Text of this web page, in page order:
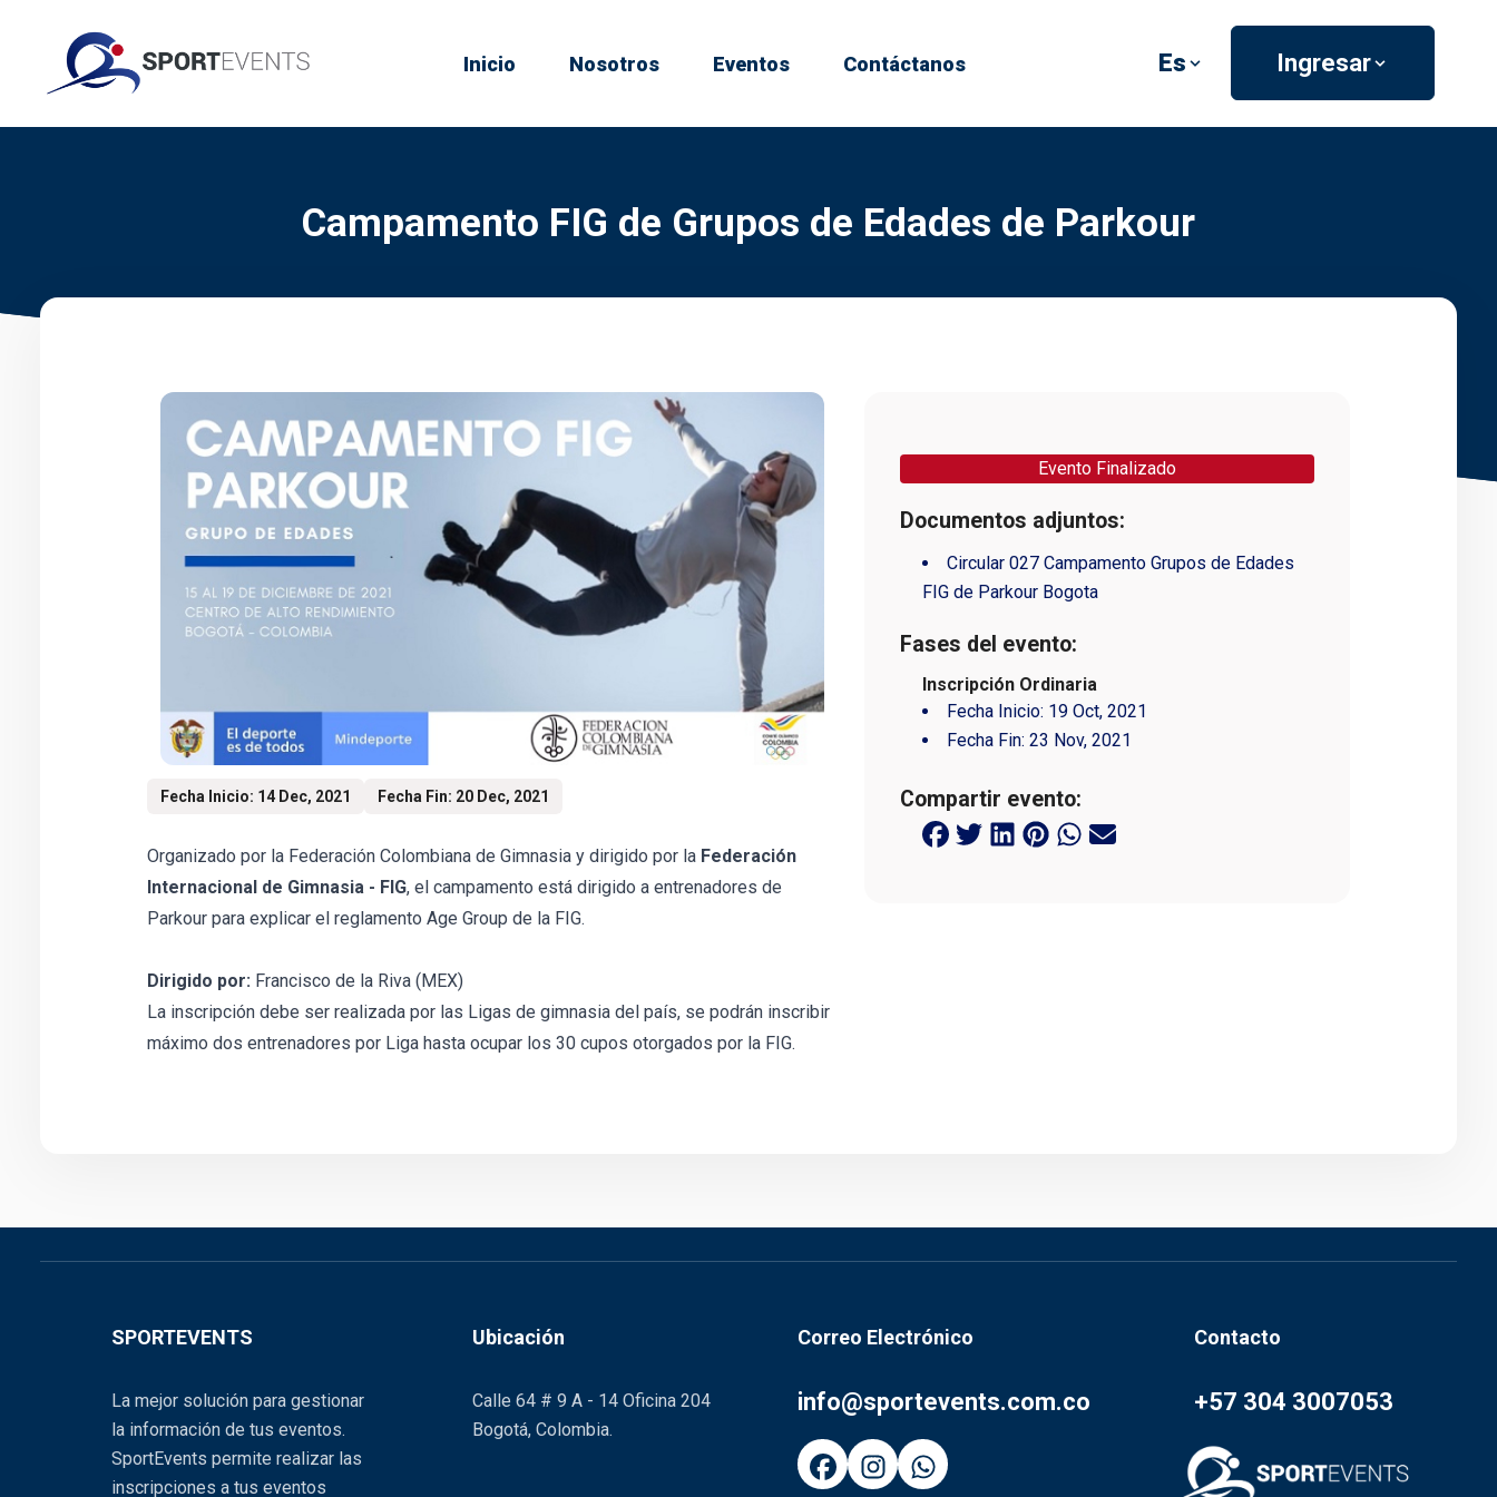
Inicio Nosotros Eventos Contáctanos Es Ingresar
Campamento FIG de Grupos de Edades de Parkour
Fecha Inicio: 14 Dec, 2021 Fecha Fin: 20 Dec, 2021
Organizado por la Federación Colombiana de Gimnasia y dirigido por la Federación
Internacional de Gimnasia - FIG, el campamento está dirigido a entrenadores de
Parkour para explicar el reglamento Age Group de la FIG.
Dirigido por: Francisco de la Riva (MEX)
La inscripción debe ser realizada por las Ligas de gimnasia del país, se podrán inscribir
máximo dos entrenadores por Liga hasta ocupar los 30 cupos otorgados por la FIG.
Evento Finalizado
Documentos adjuntos:
Circular 027 Campamento Grupos de Edades
FIG de Parkour Bogota
Fases del evento:
Inscripción Ordinaria
Fecha Inicio: 19 Oct, 2021
Fecha Fin: 23 Nov, 2021
Compartir evento:
SPORTEVENTS
La mejor solución para gestionar
la información de tus eventos.
SportEvents permite realizar las
inscripciones a tus eventos
Ubicación
Calle 64 # 9 A - 14 Oficina 204
Bogotá, Colombia.
Correo Electrónico
info@sportevents.com.co
Contacto
+57 304 3007053